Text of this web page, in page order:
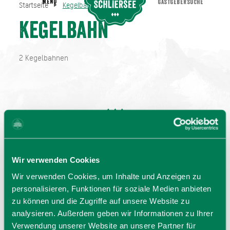
Wir verwenden Cookies
Wir verwenden Cookies, um Inhalte und Anzeigen zu
personalisieren, Funktionen für soziale Medien anbieten
zu können und die Zugriffe auf unsere Website zu
analysieren. Außerdem geben wir Informationen zu Ihrer
Verwendung unserer Website an unsere Partner für
Startseite Kegelbahn
Kegelbahn
2 Kegelbahnen
Startseite Kegelbahn
MENU GASTGEBERSUCHE